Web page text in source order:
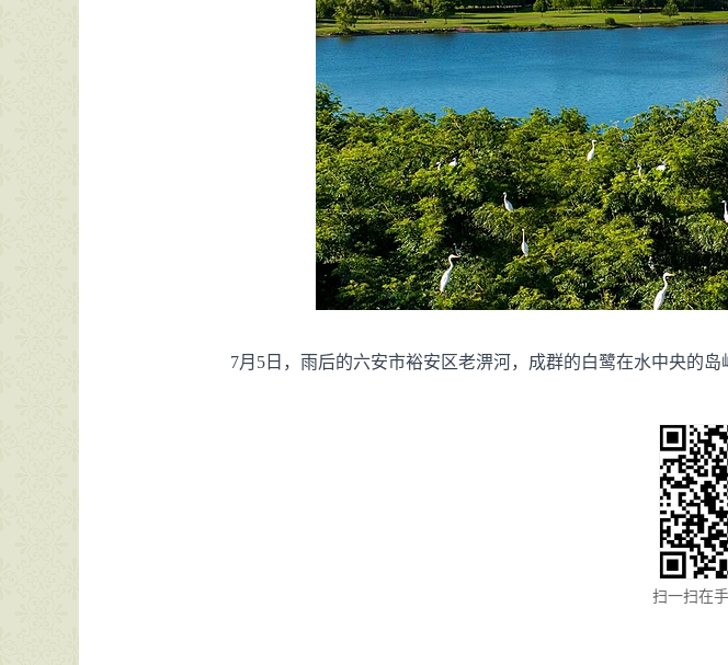
7月5日，雨后的六安市裕安区老淠河，成群的白鹭在水中央的
扫一扫在